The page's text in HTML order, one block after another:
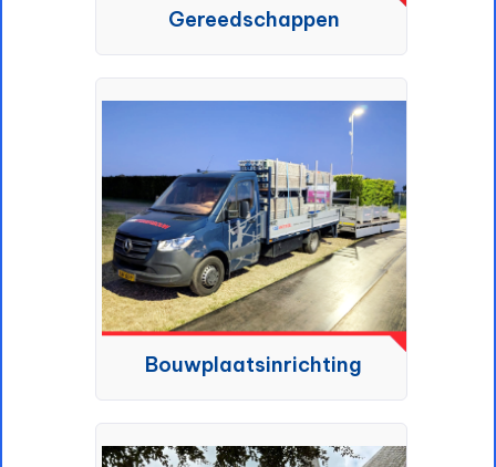
Gereedschappen
Bouwplaatsinrichting